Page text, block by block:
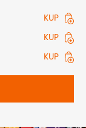
KUP
KUP
KUP